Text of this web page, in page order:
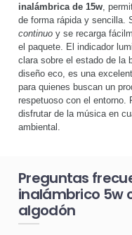
inalámbrica de 15w ,
de forma rápida y sencilla.
continuo y se recarga
el paquete. El indicador
clara sobre el estado de la
diseño eco, es una
para quienes buscan un
respetuoso con el entorno.
disfrutar de la música en
ambiental.
Preguntas
inalámbrico 5w
algodón